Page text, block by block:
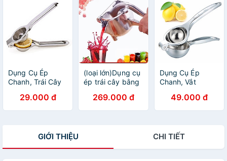
Giao Hàng Toàn
Quốc
Dụng Cụ Ép
Chanh, Trái Cây
29.000 đ
(loại lớn)Dụng cụ
ép trái cây bằng
269.000 đ
Dụng Cụ Ép
Chanh, Vắt
Cốt Chanh .
49.000 đ
GIỚI THIỆU CHI TIẾT